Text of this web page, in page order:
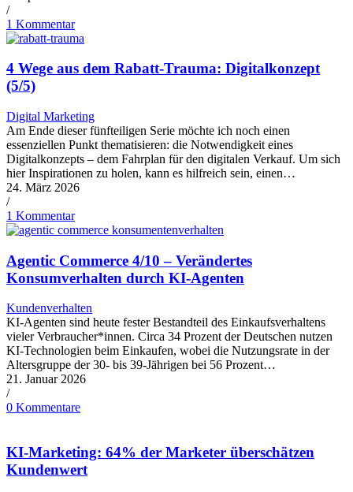
/
1 Kommentar
4 Wege aus dem Rabatt-Trauma: Digitalkonzept
(5/5)
Digital Marketing
Am Ende dieser fünfteiligen Serie möchte ich noch einen
essenziellen Punkt thematisieren: die Notwendigkeit eines
Digitalkonzepts – dem Fahrplan für den digitalen Verkauf. Um sich
hier Inspirationen zu holen, kann es hilfreich sein, einen…
24. März 2026
/
1 Kommentar
Agentic Commerce 4/10 – Verändertes
Konsumverhalten durch KI-Agenten
Kundenverhalten
KI-Agenten sind heute fester Bestandteil des Einkaufsverhaltens
vieler Verbraucher*innen. Circa 34 Prozent der Deutschen nutzen
KI-Technologien beim Einkaufen, wobei die Nutzungsrate in der
Altersgruppe der 30- bis 39-Jährigen bei 56 Prozent…
21. Januar 2026
/
0 Kommentare
KI-Marketing: 64% der Marketer überschätzen
Kundenwert